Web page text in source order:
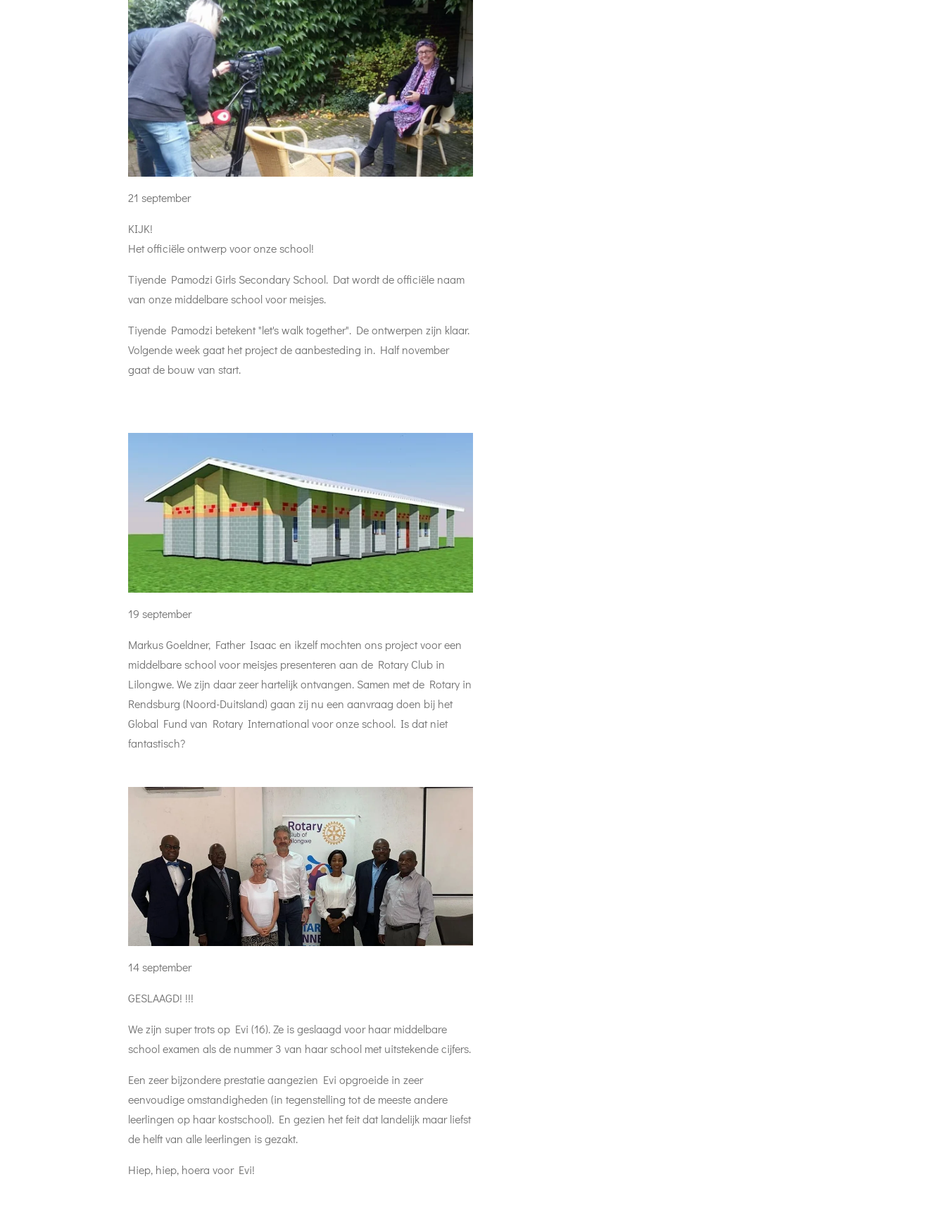
21 september
KIJK!
Het officiële ontwerp voor onze school!
Tiyende Pamodzi Girls Secondary School. Dat wordt de officiële naam
van onze middelbare school voor meisjes.
Tiyende Pamodzi betekent "let's walk together". De ontwerpen zijn klaar.
Volgende week gaat het project de aanbesteding in. Half november
gaat de bouw van start.
19 september
Markus Goeldner, Father Isaac en ikzelf mochten ons project voor een
middelbare school voor meisjes presenteren aan de Rotary Club in
Lilongwe. We zijn daar zeer hartelijk ontvangen. Samen met de Rotary in
Rendsburg (Noord-Duitsland) gaan zij nu een aanvraag doen bij het
Global Fund van Rotary International voor onze school. Is dat niet
fantastisch?
14 september
GESLAAGD! !!!
We zijn super trots op Evi (16). Ze is geslaagd voor haar middelbare
school examen als de nummer 3 van haar school met uitstekende cijfers.
Een zeer bijzondere prestatie aangezien Evi opgroeide in zeer
eenvoudige omstandigheden (in tegenstelling tot de meeste andere
leerlingen op haar kostschool). En gezien het feit dat landelijk maar liefst
de helft van alle leerlingen is gezakt.
Hiep, hiep, hoera voor Evi!